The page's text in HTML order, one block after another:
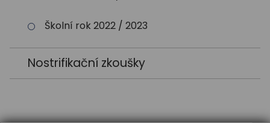
Školní rok 2022 / 2023
Nostrifikační zkoušky